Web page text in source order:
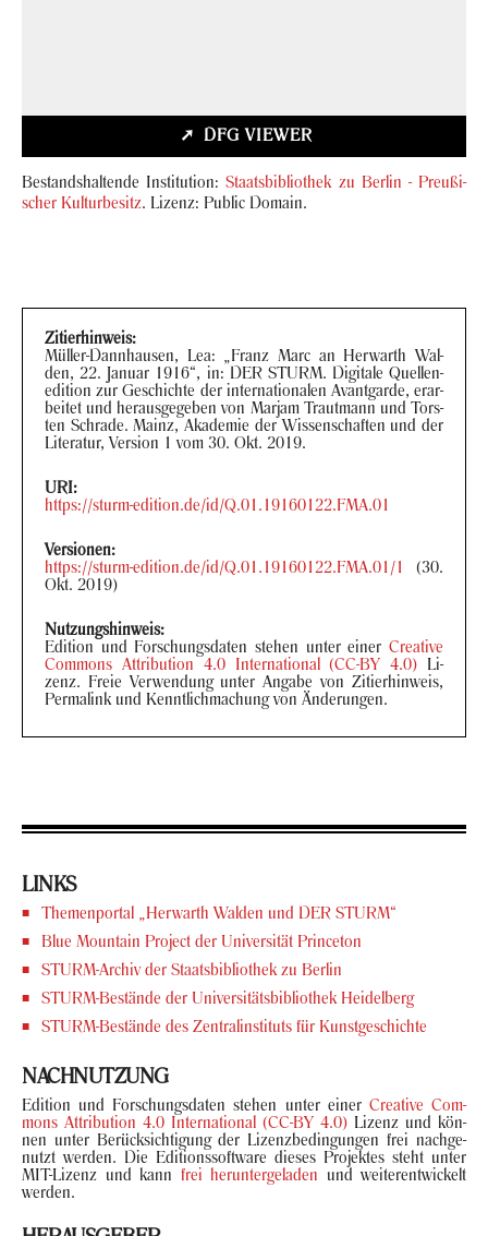
DFG VIEW­ER
Be­stands­hal­ten­de In­sti­tu­ti­on:Staats­bi­blio­thek zu Ber­lin - Preu­ßi­
scher Kul­tur­be­sitz. Li­zenz: Pu­blic Do­main.
Zi­tier­hin­weis:
Müller-​Dannhausen, Lea: „Franz Marc an Her­warth Wal­
den, 22. Ja­nu­ar 1916“, in: DER STURM. Di­gi­ta­le Quel­len­
edi­ti­on zur Ge­schich­te der in­ter­na­tio­na­len Avant­gar­de, er­ar­
bei­tet und her­aus­ge­ge­ben von Mar­jam Traut­mann und Tors­
ten Schra­de. Mainz, Aka­de­mie der Wis­sen­schaf­ten und der
Li­te­ra­tur, Ver­si­on 1 vom 30. Okt. 2019.
URI:
https://sturm-​edition.de/id/Q.01.19160122.FMA.01
Ver­sio­nen:
https://sturm-​edition.de/id/Q.01.19160122.FMA.01/1
(30.
Okt. 2019)
Nut­zungs­hin­weis:
Edi­ti­on und For­schungs­da­ten ste­hen unter einer Crea­ti­ve
Com­mons At­tri­bu­ti­on 4.0 In­ter­na­tio­nal (CC-BY 4.0) Li­
zenz. Freie Ver­wen­dung unter An­ga­be von Zi­tier­hin­weis,
Per­ma­link und Kennt­lich­ma­chung von Än­de­run­gen.
LINKS
The­men­por­tal „Her­warth Wal­den und DER STURM“
Blue Moun­tain Pro­ject der Uni­ver­si­tät Prince­ton
STURM-​Archiv der Staats­bi­blio­thek zu Ber­lin
STURM-​Bestände der Uni­ver­si­täts­bi­blio­thek Hei­del­berg
STURM-​Bestände des Zen­tral­in­sti­tuts für Kunst­ge­schich­te
NACH­NUT­ZUNG
Edi­ti­on und For­schungs­da­ten ste­hen unter einer Crea­ti­ve Com­
mons At­tri­bu­ti­on 4.0 In­ter­na­tio­nal (CC-BY 4.0) Li­zenz und kön­
nen unter Be­rück­sich­ti­gung der Li­zenz­be­din­gun­gen frei nach­ge­
nutzt wer­den. Die Edi­ti­ons­soft­ware die­ses Pro­jek­tes steht unter
MIT-​Lizenz und kann frei her­un­ter­ge­la­den und wei­ter­ent­wi­ckelt
wer­den.